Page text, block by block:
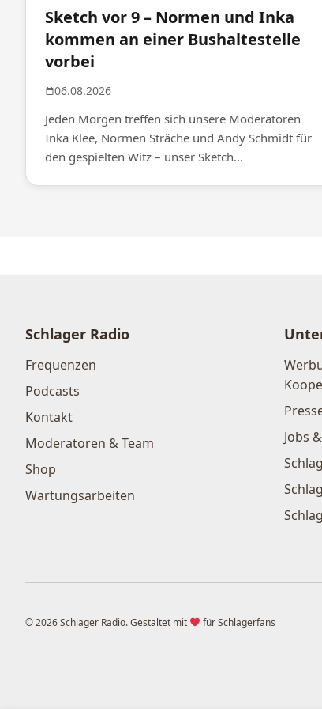
Sketch vor 9 – Normen und Inka
kommen an einer Bushaltestelle
vorbei
06.08.2026
Jeden Morgen treffen sich unsere Moderatoren
Inka Klee, Normen Sträche und Andy Schmidt für
den gespielten Witz – unser Sketch...
Schlager Radio
Frequenzen
Podcasts
Kontakt
Moderatoren & Team
Shop
Wartungsarbeiten
Jobs
© 2026 Schlager Radio. Gestaltet mit für Schlagerfans